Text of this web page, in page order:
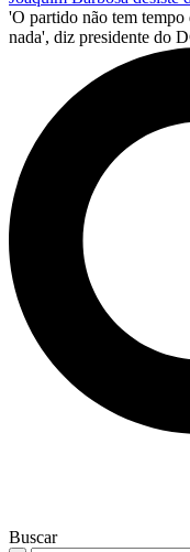
'O partido não tem
nada', diz presidente do
Buscar